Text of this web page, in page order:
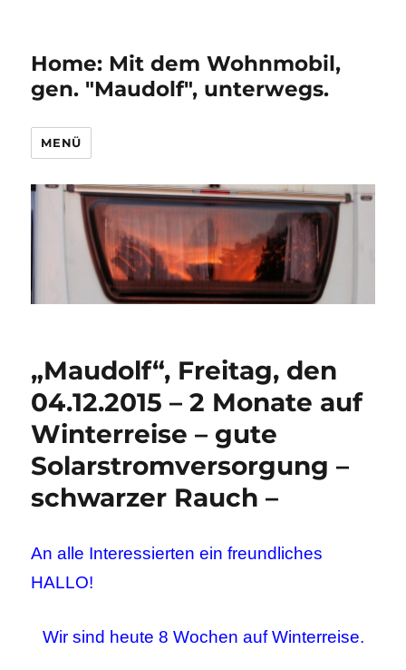
Home: Mit dem Wohnmobil,
gen. "Maudolf", unterwegs.
MENÜ
„Maudolf“, Freitag, den
04.12.2015 – 2 Monate auf
Winterreise – gute
Solarstromversorgung –
schwarzer Rauch –
An alle Interessierten ein freundliches
HALLO!
Wir sind heute 8 Wochen auf Winterreise.